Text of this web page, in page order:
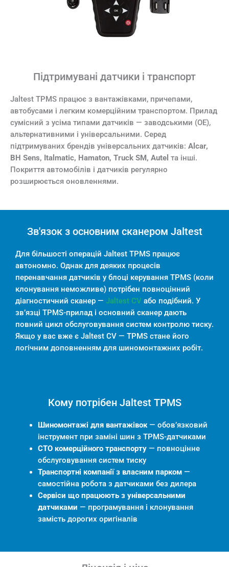
Підтримувані датчики і транспорт
Jaltest TPMS працює з вантажівками, причепами,
автобусами і легким комерційним транспортом. Прилад
сумісний з усіма типами датчиків — заводськими (OE),
альтернативними і універсальними. Серед
підтримуваних брендів універсальних датчиків: Alcar,
BH Sens, Italmatic, Hamaton, Truck SM, Autel та інші.
Покриття автомобілів і датчиків регулярно
розширюється оновленнями.
Зв'язок з основним сканером Jaltest
Для більшості операцій Jaltest TPMS працює
автономно. Однак для деяких процесів
перенавчання датчиків у блоці керування TPMS (коли
клонування неможливе) потрібен повноцінний
діагностичний сканер — Jaltest CV або подібний. У
зв’язці TPMS-прилад і основний сканер дають
повний цикл обслуговування систем контролю тиску.
Якщо у вас вже є Jaltest CV — TPMS стане його
логічним доповненням для шиномонтажних робіт.
Кому потрібен Jaltest TPMS
Шиномонтажі для вантажівок— обов’язковий
інструмент при заміні шин з TPMS-датчиками
СТО комерційного транспорту— повноцінне
обслуговування систем тиску
Транспортні компанії з власним парком—
самостійна робота з датчиками без дилера
Сервіси що працюють з універсальними
датчиками — програмування і клонування
замість дорогих оригіналів